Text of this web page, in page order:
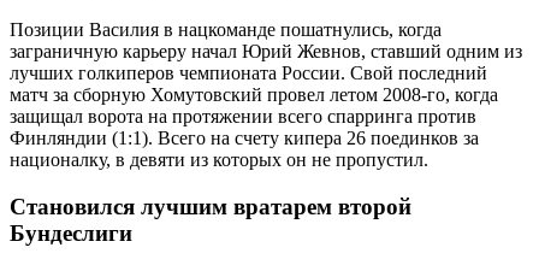
Позиции Василия в нацкоманде пошатнулись, когда
заграничную карьеру начал Юрий Жевнов, ставший одним из
лучших голкиперов чемпионата России. Свой последний
матч за сборную Хомутовский провел летом 2008-го, когда
защищал ворота на протяжении всего спарринга против
Финляндии (1:1). Всего на счету кипера 26 поединков за
националку, в девяти из которых он не пропустил.
Становился лучшим вратарем второй
Бундеслиги